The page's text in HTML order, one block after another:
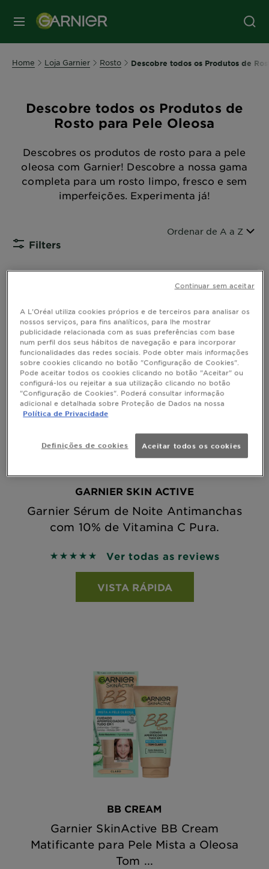
MENU
Home Loja Garnier Rosto Descobre todos os Produtos de
Descobre todos os Produtos de
Rosto para Pele Oleosa
Descobres os produtos de rosto para a pele
oleosa com Garnier! Descobre a nossa gama
completa para um rosto limpo, fresco e sem
imperfeições. Experimenta já!
Filters
Ordenar por
Ordenar de A a Z
A mostrar (4) resultado(s)
GARNIER SKIN ACTIVE
Garnier Sérum de Noite Antimanchas
com 10% de Vitamina C Pura.
5 out of 5 stars based on reviews
Ver todas as reviews
VISTA RÁPIDA
BB CREAM
Garnier SkinActive BB Cream
Matificante para Pele Mista a Oleosa
Tom ...
A L'Oréal utiliza cookies próprios e de terceiros para analisar os
nossos serviços, para fins analíticos, para lhe mostrar
publicidade relacionada com as suas preferências com base
num perfil dos seus hábitos de navegação e para incorporar
funcionalidades das redes sociais. Pode obter mais informações
sobre cookies clicando no botão "Configuração de Cookies".
Pode aceitar todos os cookies clicando no botão "Aceitar" ou
configurá-los ou rejeitar a sua utilização clicando no botão
"Configuração de Cookies". Poderá consultar informação
adicional e detalhada sobre Proteção de Dados na nossa
Política de Privacidade
Definições de cookies Aceitar todos os cookies
Continuar sem aceitar